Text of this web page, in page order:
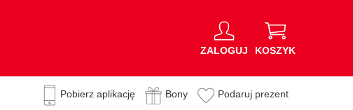
ZALOGUJ KOSZYK
Pobierz aplikację Bony Podaruj prezent